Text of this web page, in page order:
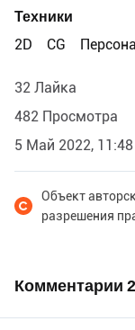
Техники
2D
CG
32 Лайка
482 Просмотра
5 Май 2022, 11:48
Объект
разрешения
Комментарии 2